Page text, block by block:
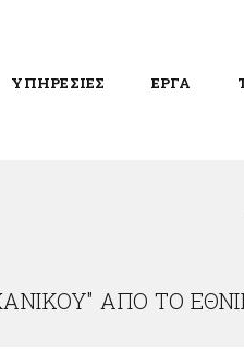
ΥΠΗΡΕΣΙΕΣ ΕΡΓΑ
ΑΠΌ ΤΟ